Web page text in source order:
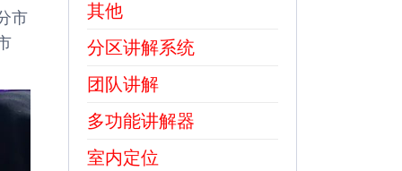
市
其他
分区讲解系统
团队讲解
多功能讲解器
室内定位